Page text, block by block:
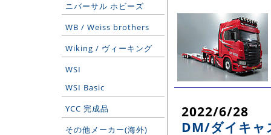
ニバーサル ホビーズ
WB / Weiss brothers
Wiking / ヴィーキング
WSI
WSI Basic
YCC 完成品
その他メーカー(海外)
2022/6/28
DM/ダイキャ